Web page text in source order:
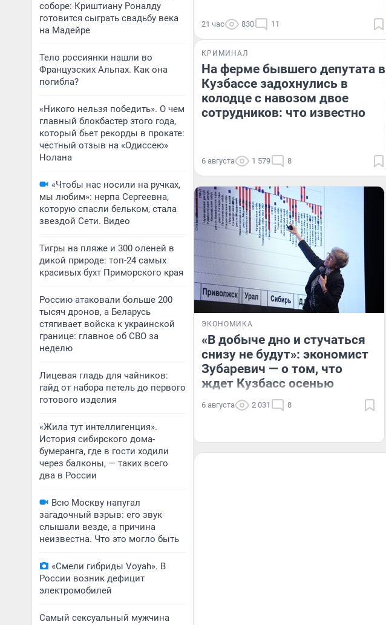
соборе: Криштиану Роналду
готовится сыграть свадьбу века
на Мадейре
Тело россиянки нашли во
Французских Альпах. Как она
погибла?
«Никого нельзя победить». О чем
главный блокбастер этого года,
который бьет рекорды в прокате:
честный отзыв на «Одиссею»
Нолана
«Чтобы нас носили на ручках,
мы любим»: нерпа Сергеевна,
которую спасли бельком, стала
звездой Сети. Видео
Тигры на пляже и 300 оленей в
дикой природе: топ-24 самых
красивых бухт Приморского края
Россию атаковали больше 200
тысяч дронов, а Беларусь
стягивает войска к украинской
границе: главное об СВО за
неделю
Лицевая гладь для чайников:
гайд от набора петель до первого
готового изделия
«Жила тут интеллигенция».
История сибирского дома-
бумеранга, где в гости ходили
через балконы, — таких всего
два в России
Всю Москву напугал
загадочный взрыв: его звук
слышали везде, а причина
неизвестна. Что это могло быть
«Смели гибриды Voyah». В
России возник дефицит
электромобилей
Самый сексуальный мужчина
21 час 830 11
КРИМИНАЛ
На ферме бывшего депутата в
Кузбассе задохнулись в
колодце с навозом двое
сотрудников: что известно
6 августа 1 579 8
ЭКОНОМИКА
«В добыче дно и стучаться
снизу не будут»: экономист
Зубаревич — о том, что
ждет Кузбасс осенью
6 августа 2 031 8